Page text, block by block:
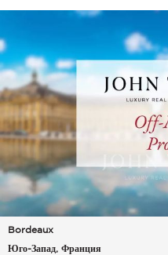
Bordeaux
Юго-Запад, Франция